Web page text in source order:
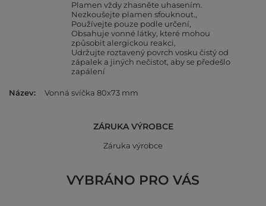
Plamen vždy zhasněte uhasením.
Nezkoušejte plamen sfouknout.
Používejte pouze podle určení
Obsahuje vonné látky, které mohou
způsobit alergickou reakci
Udržujte roztavený povrch vosku čistý od
zápalek a jiných nečistot, aby se předešlo
zapálení
Název Vonná svíčka 80x73 mm
ZÁRUKA VÝROBCE
Záruka výrobce
VYBRÁNO PRO VÁS